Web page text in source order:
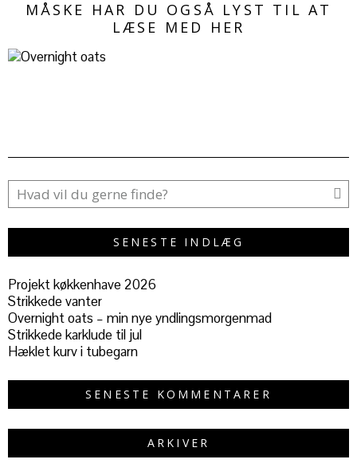
MÅSKE HAR DU OGSÅ LYST TIL AT
LÆSE MED HER
SENESTE INDLÆG
Projekt køkkenhave 2026
Strikkede vanter
Overnight oats – min nye yndlingsmorgenmad
Strikkede karklude til jul
Hæklet kurv i tubegarn
SENESTE KOMMENTARER
ARKIVER